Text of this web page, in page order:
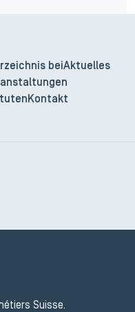
bei Aktuelles
Kontakt
Suisse.